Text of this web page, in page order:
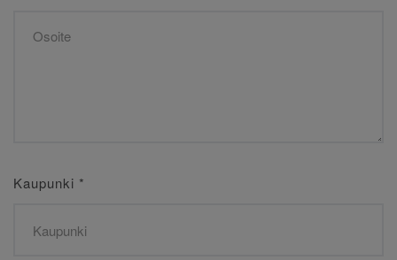
Kaupunki *